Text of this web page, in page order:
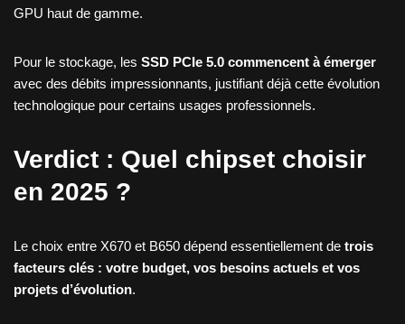
GPU haut de gamme.
Pour le stockage, les SSD PCIe 5.0 commencent à émerger
avec des débits impressionnants, justifiant déjà cette évolution
technologique pour certains usages professionnels.
Verdict : Quel chipset choisir
en 2025 ?
Le choix entre X670 et B650 dépend essentiellement de trois
facteurs clés : votre budget, vos besoins actuels et vos
projets d’évolution.